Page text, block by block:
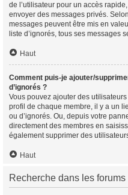
de l’utilisateur pour un accès
envoyer des messages privés.
messages peuvent être mis en
liste d’ignorés, tous ses messages
Haut
Comment puis-je ajouter/
d’ignorés ?
Vous pouvez ajouter des
profil de chaque membre, il y a un
ou d’ignorés. Ou, depuis votre
directement des membres en
également supprimer des
Haut
Recherche dans les forums